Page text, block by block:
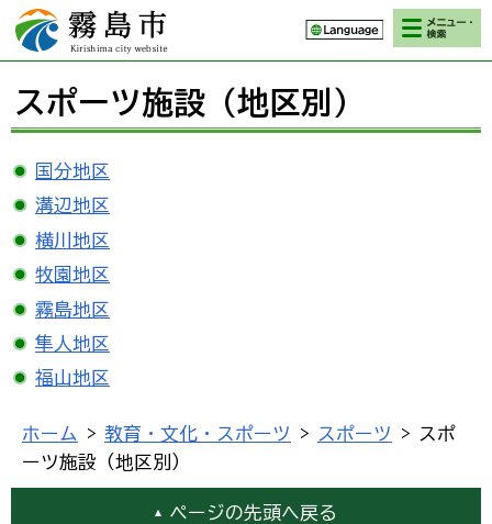
霧島市 Kirishima
city website
検索・メニ
ュー
スポーツ施設（地区別）
国分地区
溝辺地区
横川地区
牧園地区
霧島地区
隼人地区
福山地区
ホーム > 教育・文化・スポーツ > スポーツ
> スポ
ーツ施設（地区別）
ページの先頭へ戻る